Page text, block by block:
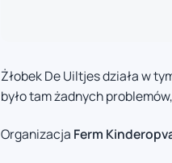
Żłobek De Uiltjes działa w
było tam żadnych
Organizacja Ferm